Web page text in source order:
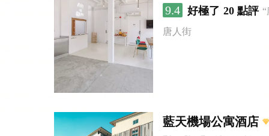
9.4 好極了 20 點評
唐人街
藍天機場公寓酒店